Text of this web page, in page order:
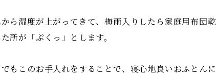
ら湿度が上がってきて、梅雨入りしたら家庭用布団
所が「ぷくっ」とします。
もこのお手入れをすることで、寝心地良いおふとん